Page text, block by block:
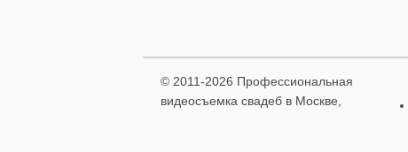
© 2011-2026 Профессиональная
видеосъемка свадеб в Москве,